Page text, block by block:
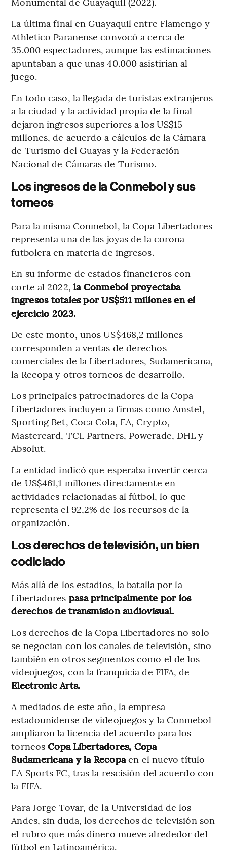
La última final en Guayaquil entre Flamengo y
Athletico Paranense convocó a cerca de
35.000 espectadores, aunque las estimaciones
apuntaban a que unas 40.000 asistirían al
juego.
En todo caso, la llegada de turistas extranjeros
a la ciudad y la actividad propia de la final
dejaron ingresos superiores a los US$15
millones, de acuerdo a cálculos de la Cámara
de Turismo del Guayas y la Federación
Nacional de Cámaras de Turismo.
Los ingresos de la Conmebol y sus
torneos
Para la misma Conmebol, la Copa Libertadores
representa una de las joyas de la corona
futbolera en materia de ingresos.
En su informe de estados financieros con
corte al 2022, la Conmebol proyectaba
ingresos totales por US$511 millones en el
ejercicio 2023.
De este monto, unos US$468,2 millones
corresponden a ventas de derechos
comerciales de la Libertadores, Sudamericana,
la Recopa y otros torneos de desarrollo.
Los principales patrocinadores de la Copa
Libertadores incluyen a firmas como Amstel,
Sporting Bet, Coca Cola, EA, Crypto,
Mastercard, TCL Partners, Powerade, DHL y
Absolut.
La entidad indicó que esperaba invertir cerca
de US$461,1 millones directamente en
actividades relacionadas al fútbol, lo que
representa el 92,2% de los recursos de la
organización.
Los derechos de televisión, un bien
codiciado
Más allá de los estadios, la batalla por la
Libertadores pasa principalmente por los
derechos de transmisión audiovisual.
Los derechos de la Copa Libertadores no solo
se negocian con los canales de televisión, sino
también en otros segmentos como el de los
videojuegos, con la franquicia de FIFA, de
Electronic Arts.
A mediados de este año, la empresa
estadounidense de videojuegos y la Conmebol
ampliaron la licencia del acuerdo para los
torneosCopa Libertadores, Copa
Sudamericana y la Recopaen el nuevo título
EA Sports FC, tras la rescisión del acuerdo con
la FIFA.
Para Jorge Tovar, de la Universidad de los
Andes, sin duda, los derechos de televisión son
el rubro que más dinero mueve alrededor del
fútbol en Latinoamérica.